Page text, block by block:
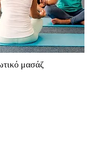
μασάζ